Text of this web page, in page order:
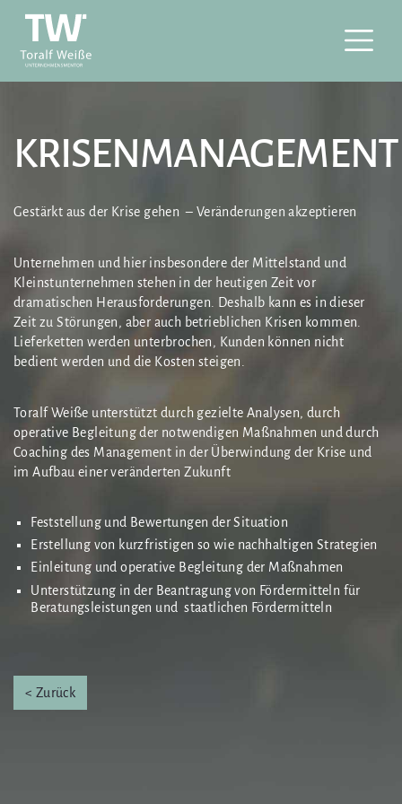
KRISENMANAGEMENT
Gestärkt aus der Krise gehen – Veränderungen akzeptieren
Unternehmen und hier insbesondere der Mittelstand und
Kleinstunternehmen stehen in der heutigen Zeit vor
dramatischen Herausforderungen. Deshalb kann es in dieser
Zeit zu Störungen, aber auch betrieblichen Krisen kommen.
Lieferketten werden unterbrochen, Kunden können nicht
bedient werden und die Kosten steigen.
Toralf Weiße unterstützt durch gezielte Analysen, durch
operative Begleitung der notwendigen Maßnahmen und durch
Coaching des Management in der Überwindung der Krise und
im Aufbau einer veränderten Zukunft
Feststellung und Bewertungen der Situation
Erstellung von kurzfristigen so wie nachhaltigen Strategien
Einleitung und operative Begleitung der Maßnahmen
Unterstützung in der Beantragung von Fördermitteln für
Beratungsleistungen und staatlichen Fördermitteln
< Zurück